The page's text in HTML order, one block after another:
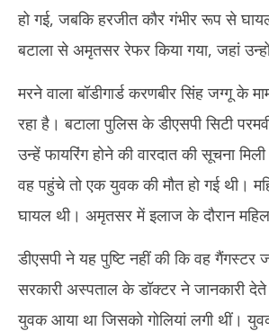
हो गई, जबकि हरजीत कौर गंभीर रूप से
बटाला से अमृतसर रेफर किया गया, जहां
मरने वाला बॉडीगार्ड करणबीर सिंह जग्गू के
रहा है। बटाला पुलिस के डीएसपी सिटी
उन्हें फायरिंग होने की वारदात की सूचना
वह पहुंचे तो एक युवक की मौत हो गई थी।
घायल थी। अमृतसर में इलाज के दौरान
डीएसपी ने यह पुष्टि नहीं की कि वह गैंगस्टर
सरकारी अस्पताल के डॉक्टर ने जानकारी
युवक आया था जिसको गोलियां लगी थीं।